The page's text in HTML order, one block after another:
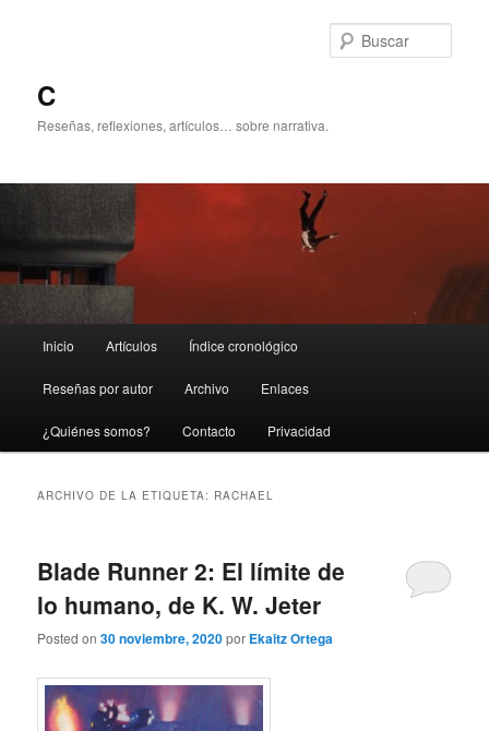
C
Reseñas, reflexiones, artículos… sobre narrativa.
principal
Inicio Artículos Índice cronológico
Reseñas por autor Archivo Enlaces
¿Quiénes somos? Contacto Privacidad
ARCHIVO DE LA ETIQUETA: RACHAEL
Blade Runner 2: El límite de
lo humano, de K. W. Jeter
Posted on30 noviembre, 2020por Ekaitz Ortega